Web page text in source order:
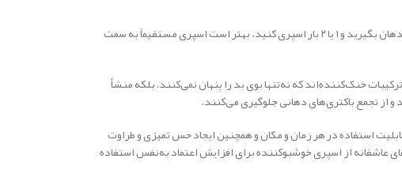
استفاده از اسپری دهانی بسیار ساده است: دهان را باز کرده، اسپری را به سمت دهان بگیرید و ۱ یا ۲ بار اسپری کنید. بهتر است اسپری مستقیماً به سمت
خنک‌کننده‌اند که نه‌تنها بوی بد را پنهان نمی‌کنند، بلکه منشأ
تجمع باکتری‌های دهانی جلوگیری می‌کنند.
استفاده در هر زمان و مکان و همچنین ایجاد حس تمیزی و طراوت
عاشقانه از اسپری خوشبوکننده برای افزایش اعتماد به‌نفس استفاده